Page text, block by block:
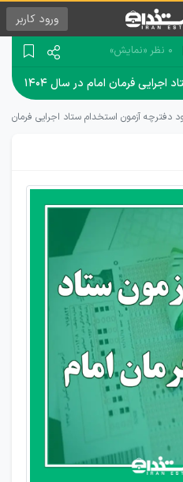
ورود کاربر
0 نظر «نمایش»
فرمان امام در سال ۱۴۰۴
دفترچه آزمون استخدام ستاد اجرایی فرمان امام